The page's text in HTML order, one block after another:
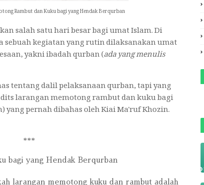
Rambut dan Kuku bagi yang Hendak Berqurban
salah satu hari besar bagi umat Islam. Di
sebuah kegiatan yang rutin dilaksanakan umat
yakni ibadah qurban (ada yang menulis
tentang dalil pelaksanaan qurban, tapi yang
larangan memotong rambut dan kuku bagi
yang pernah dibahas oleh Kiai Ma'ruf Khozin.
***
bagi yang Hendak Berqurban
larangan memotong kuku dan rambut adalah